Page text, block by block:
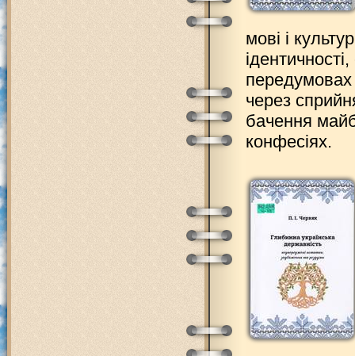
мові і
передумовах
через
бачення
конфесіях.